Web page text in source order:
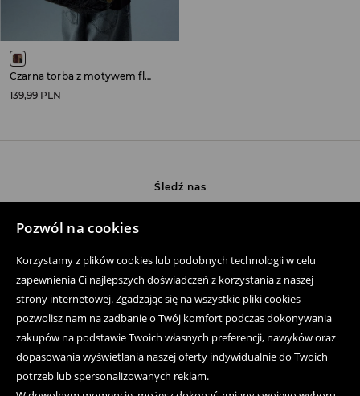
Pozwól na cookies
Korzystamy z plików cookies lub podobnych technologii w celu
zapewnienia Ci najlepszych doświadczeń z korzystania z naszej
strony internetowej. Zgadzając się na wszystkie pliki cookies
pozwolisz nam na zadbanie o Twój komfort podczas dokonywania
zakupów na podstawie Twoich własnych preferencji, nawyków oraz
dopasowania wyświetlania naszej oferty indywidualnie do Twoich
potrzeb lub spersonalizowanych reklam.
Czarna torba z motywem flagi UK
139,99 PLN
Śledź nas
Zakup produktów on-line
Aplikacja mobilna
Regulaminy